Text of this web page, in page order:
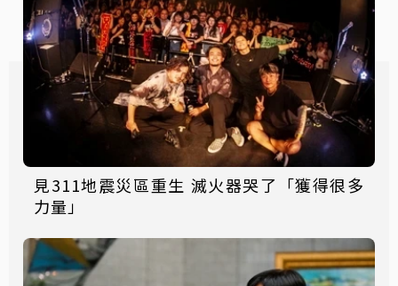
見311地震災區重生 滅火器哭了「獲得很多
力量」